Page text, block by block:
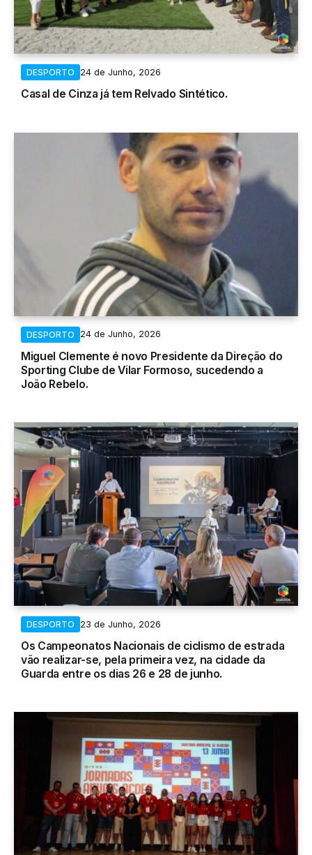
DESPORTO 24 de Junho, 2026
Casal de Cinza já tem Relvado Sintético.
DESPORTO 24 de Junho, 2026
Miguel Clemente é novo Presidente da Direção do
Sporting Clube de Vilar Formoso, sucedendo a
João Rebelo.
DESPORTO 23 de Junho, 2026
Os Campeonatos Nacionais de ciclismo de estrada
vão realizar-se, pela primeira vez, na cidade da
Guarda entre os dias 26 e 28 de junho.